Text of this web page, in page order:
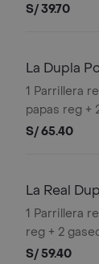
S/ 39.70
La Dupla
1 Parrillera
papas reg +
S/ 65.40
La Real
1 Parrillera
reg + 2
S/ 59.40